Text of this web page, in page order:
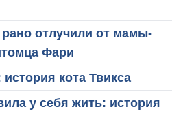
рано отлучили от мамы-
Фари
кота Твикса
у себя жить: история